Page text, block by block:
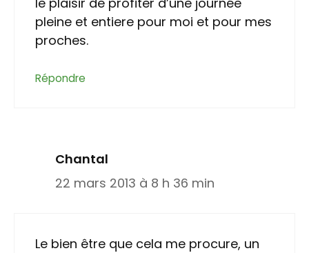
pleine et entiere pour moi et pour mes
proches.
Répondre
Chantal
22 mars 2013 à 8 h 36 min
Le bien être que cela me procure, un